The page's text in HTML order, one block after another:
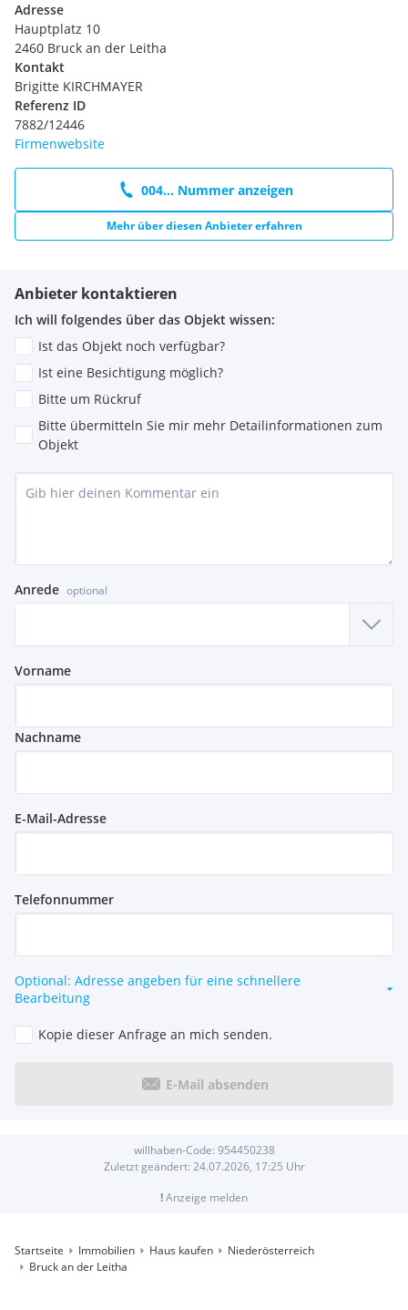
Adresse
Hauptplatz 10
2460 Bruck an der Leitha
Kontakt
Brigitte KIRCHMAYER
Referenz ID
7882/12446
Firmenwebsite
004... Nummer anzeigen
Mehr über diesen Anbieter erfahren
Anbieter kontaktieren
Ich will folgendes über das Objekt wissen:
Ist das Objekt noch verfügbar?
Ist eine Besichtigung möglich?
Bitte um Rückruf
Bitte übermitteln Sie mir mehr Detailinformationen zum
Objekt
Anrede optional
Vorname
Nachname
E-Mail-Adresse
Telefonnummer
Optional: Adresse angeben für eine schnellere
Bearbeitung
Kopie dieser Anfrage an mich senden.
E-Mail absenden
willhaben-Code: 954450238
Zuletzt geändert: 24.07.2026, 17:25 Uhr
!Anzeige melden
Startseite Immobilien Haus kaufen
Niederösterreich
Bruck an der Leitha